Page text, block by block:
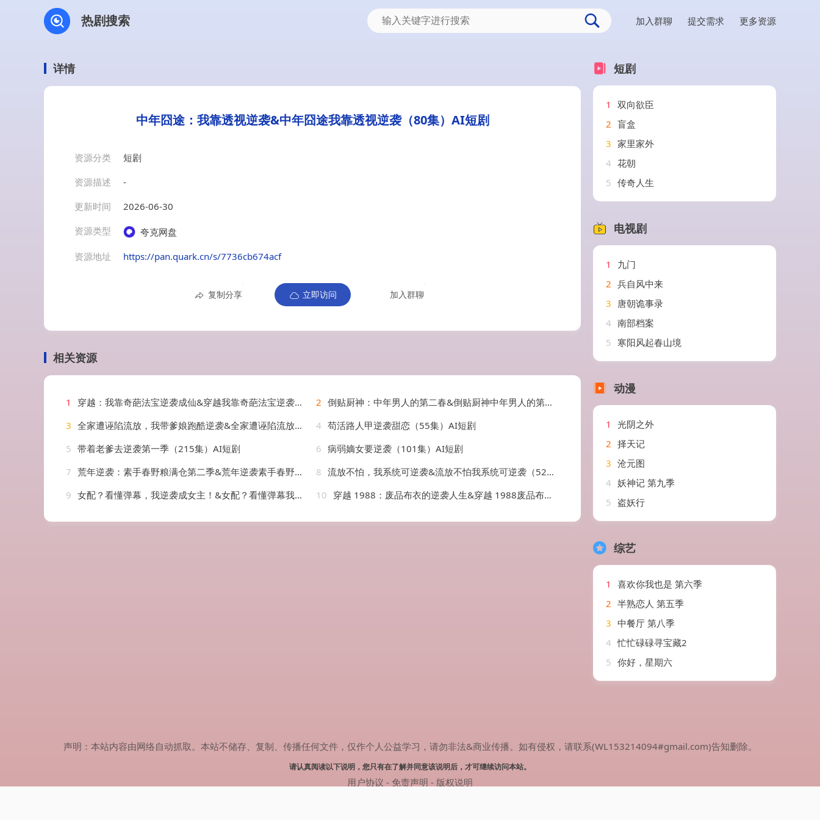
热剧搜索 加入群聊 提交需求 更多资源
详情
中年囧途：我靠透视逆袭&中年囧途我靠透视逆袭（80集）AI短剧
资源分类
短剧
资源描述
-
更新时间
2026-06-30
资源类型
夸克网盘
资源地址
https://pan.quark.cn/s/7736cb674acf
复制分享 立即访问 加入群聊
相关资源
1 穿越：我靠奇葩法宝逆袭成仙&穿越我靠奇葩法宝逆袭成仙（60集）AI短剧 2 倒贴厨神：中年男人的第二春&倒贴厨神中年男人的第二春（48集）AI短剧
3 全家遭诬陷流放，我带爹娘跑酷逆袭&全家遭诬陷流放我带爹娘跑酷逆袭（44集）AI短剧 4 苟活路人甲逆袭甜恋（55集）AI短剧
5 带着老爹去逆袭第一季（215集）AI短剧 6 病弱嫡女要逆袭（101集）AI短剧
7 荒年逆袭：素手春野粮满仓第二季&荒年逆袭素手春野粮满仓第二季（113集）AI短剧 8 流放不怕，我系统可逆袭&流放不怕我系统可逆袭（52集）AI短剧
9 女配？看懂弹幕，我逆袭成女主！&女配？看懂弹幕我逆袭成女主（26集）AI短剧 10 穿越 1988：废品布衣的逆袭人生&穿越 1988废品布衣的逆袭人生（20集）AI短剧
短剧
1
双向欲臣
2 盲盒
3 家里家外
4 花朝
5 传奇人生
电视剧
1
九门
2 兵自风中来
3 唐朝诡事录
4 南部档案
5 寒阳风起春山境
动漫
1
光阴之外
2 择天记
3 沧元图
4 妖神记 第九季
5 盗妖行
综艺
1
喜欢你我也是 第六季
2 半熟恋人 第五季
3 中餐厅 第八季
4 忙忙碌碌寻宝藏2
5 你好，星期六
声明：本站内容由网络自动抓取。本站不储存、复制、传播任何文件，仅作个人公益学习，请勿非法&商业传播。如有侵权，请联系(WL153214094#gmail.com)告知删除。
请认真阅读以下说明，您只有在了解并同意该说明后，才可继续访问本站。
用户协议 - 免责声明 - 版权说明